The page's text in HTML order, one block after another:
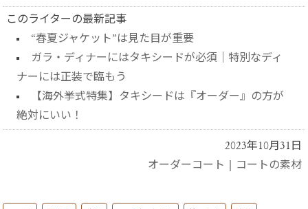
このライターの最新記事
“春夏ジャケット”は見た目が重要
ガラ・ディナーにはタキシードが必須｜特別なディ
ナーには正装で臨もう
【海外挙式特集】タキシードは『オーダー』の方が
絶対にいい！
2023年10月31日
オーダーコート
コートの素材